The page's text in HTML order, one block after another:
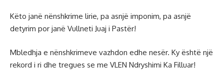
Këto janë nënshkrime lirie, pa asnjë imponim, pa asnjë
detyrim por janë Vullneti Juaj i Pastër!
Mbledhja e nënshkrimeve vazhdon edhe nesër. Ky është një
rekord i ri dhe tregues se me VLEN Ndryshimi Ka Filluar!